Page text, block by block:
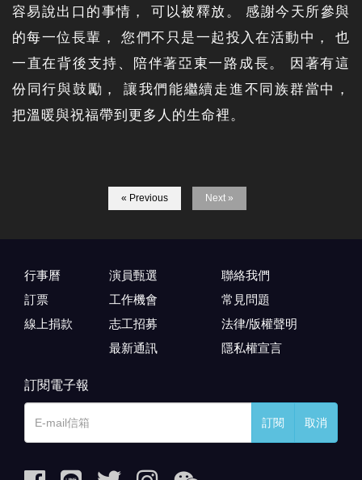
容易說出口的事情， 可以被釋放。 感謝今天所參與
的每一位長輩， 您們不只是一起投入在活動中， 也
一直在背後支持、陪伴著亞東一路成長。 因著有這
份同行與鼓勵， 讓我們能繼續走進不同族群當中，
把溫暖與祝福帶到更多人的生命裡。
« Previous Next »
行事曆
訂票
線上捐款
演員甄選
工作機會
志工招募
最新通訊
聯絡我們
常見問題
法律/版權聲明
隱私權宣言
訂閱電子報
訂閱 取消